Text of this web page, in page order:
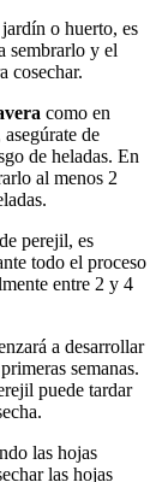
o huerto, es
sembrarlo y el
cosechar.
como en
de
de heladas. En
al menos 2
perejil, es
todo el proceso
entre 2 y 4
a desarrollar
semanas.
puede tardar
las hojas
las hojas